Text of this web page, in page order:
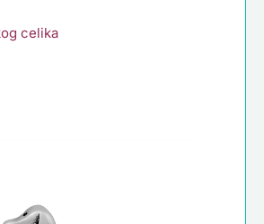
celika